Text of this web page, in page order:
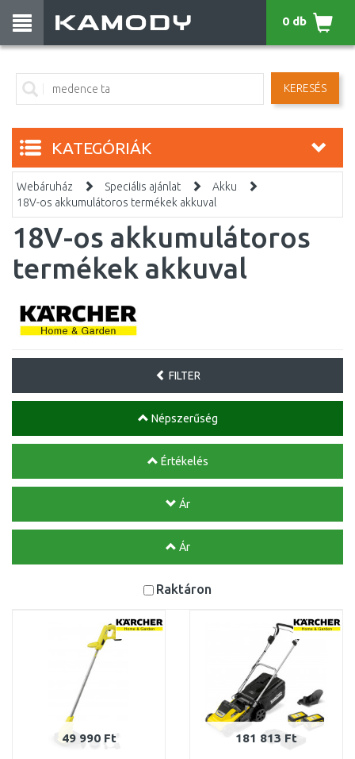
KERESÉS
0 db
KATEGÓRIÁK
Webáruház Speciális ajánlat
Akku
18V-os akkumulátoros termékek akkuval
18V-os akkumulátoros
termékek akkuval
FILTER
Népszerűség
Értékelés
Ár
Ár
Raktáron
49 990 Ft 181 813 Ft